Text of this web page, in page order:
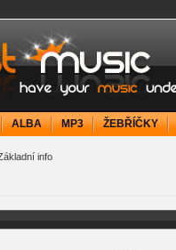
your music under
ALBA MP3 ŽEBŘÍČKY
info